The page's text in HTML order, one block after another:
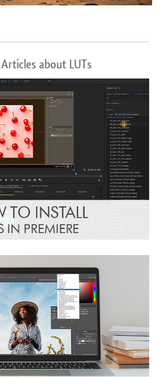
about LUTs